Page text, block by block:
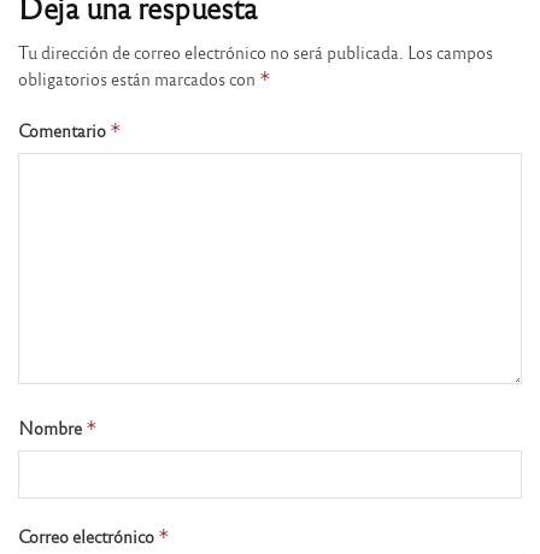
Tu dirección de correo electrónico no será publicada. Los campos
obligatorios están marcados con *
Comentario *
Nombre *
Correo electrónico *